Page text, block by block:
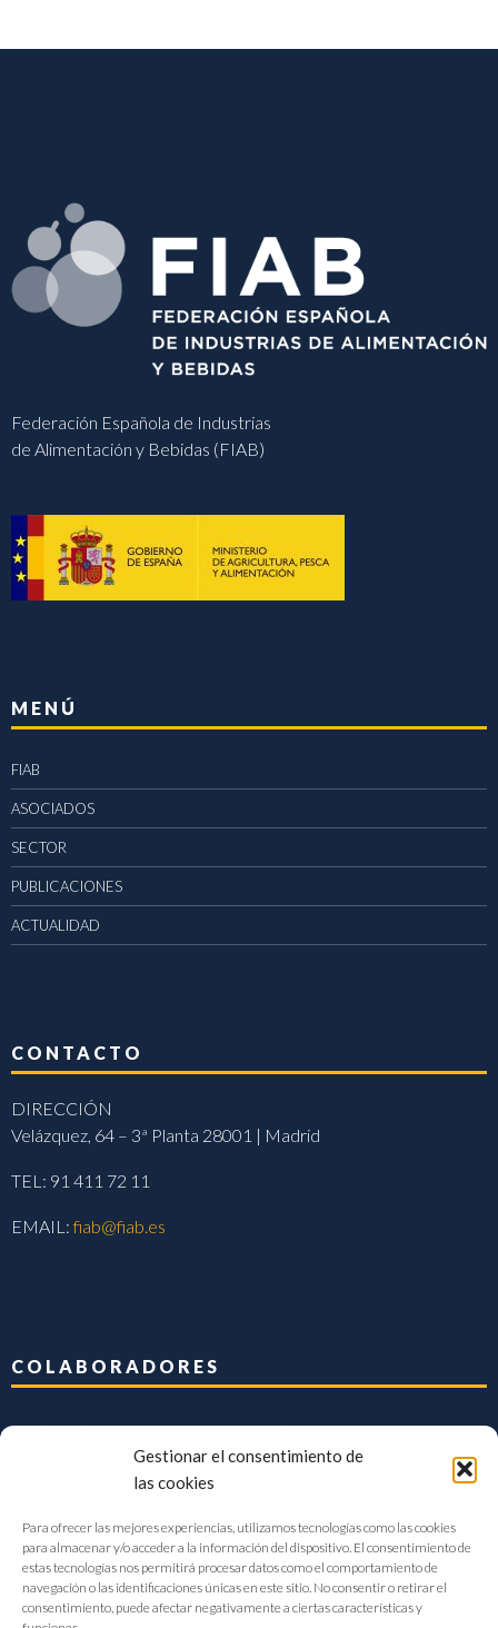
Gestionar el consentimiento de
las cookies
Para ofrecer las mejores experiencias, utilizamos tecnologías como las cookies
para almacenar y/o acceder a la información del dispositivo. El consentimiento de
estas tecnologías nos permitirá procesar datos como el comportamiento de
navegación o las identificaciones únicas en este sitio. No consentir o retirar el
consentimiento, puede afectar negativamente a ciertas características y
Federación Española de Industrias
de Alimentación y Bebidas (FIAB)
MENÚ
FIAB
ASOCIADOS
SECTOR
PUBLICACIONES
ACTUALIDAD
CONTACTO
DIRECCIÓN
Velázquez, 64 – 3ª Planta 28001 | Madrid
TEL: 91 411 72 11
EMAIL:fiab@fiab.es
COLABORADORES